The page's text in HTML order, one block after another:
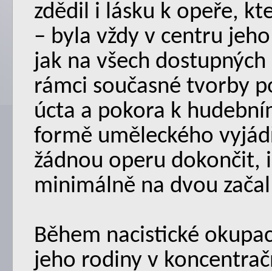
zdědil i lásku k opeře,
– byla vždy v centru
jak na všech
rámci současné tvorby
úcta a pokora k
formě uměleckého
žádnou operu dokončit,
minimálně na dvou
Během nacistické
jeho rodiny v